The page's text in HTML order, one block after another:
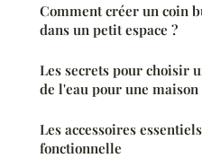
Comment créer un coin
dans un petit espace ?
Les secrets pour choisir
de l'eau pour une maison
Les accessoires
fonctionnelle